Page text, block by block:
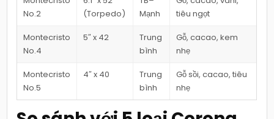
No.2
(Torpedo)
Mạnh
tiêu ngọt
Montecristo
No.4
5″ x 42
Trung
bình
Gỗ, cacao, kem
nhẹ
Montecristo
No.5
4″ x 40
Trung
bình
Gỗ sồi, cacao, tiêu
nhẹ